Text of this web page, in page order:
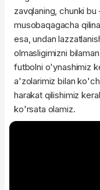
zavqlaning, chunki
musobaqagacha
esa, undan
olmasligimizni
futbolni o'ynashimiz
a'zolarimiz bilan
harakat qilishimiz
ko'rsata olamiz.